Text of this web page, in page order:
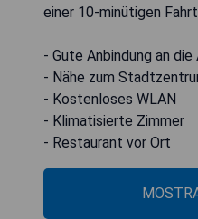
einer 10-minütigen
- Gute Anbindung an die
- Nähe zum
- Kostenloses WLAN
- Klimatisierte Zimmer
- Restaurant vor Ort